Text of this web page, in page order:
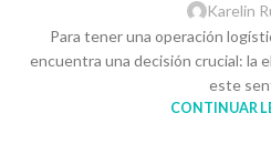
Karelin
Para tener una operación
encuentra una decisión crucial: la
este
CONTINUAR